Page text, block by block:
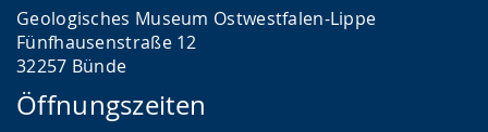
Geologisches Museum Ostwestfalen-Lippe
Fünfhausenstraße 12
32257 Bünde
Öffnungszeiten